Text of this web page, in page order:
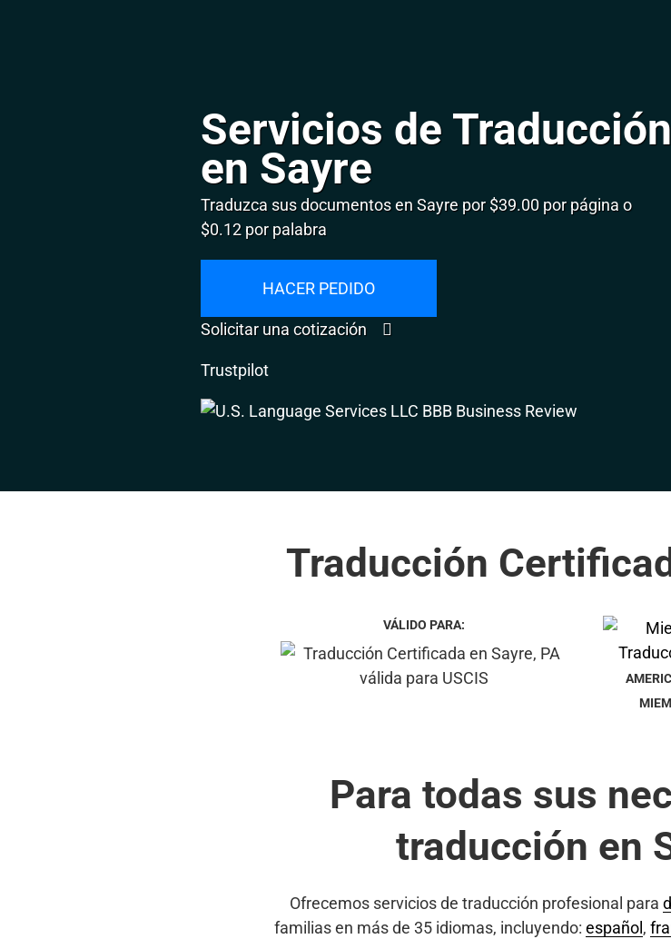
Servicios de Traducción
en Sayre
Traduzca sus documentos en Sayre por $39.00 por página o
$0.12 por palabra
HACER PEDIDO
Solicitar una cotización
Trustpilot
Traducción
VÁLIDO PARA:
Para todas sus
traducción en
Ofrecemos servicios de traducción profesional para
familias en más de 35 idiomas, incluyendo: español ,